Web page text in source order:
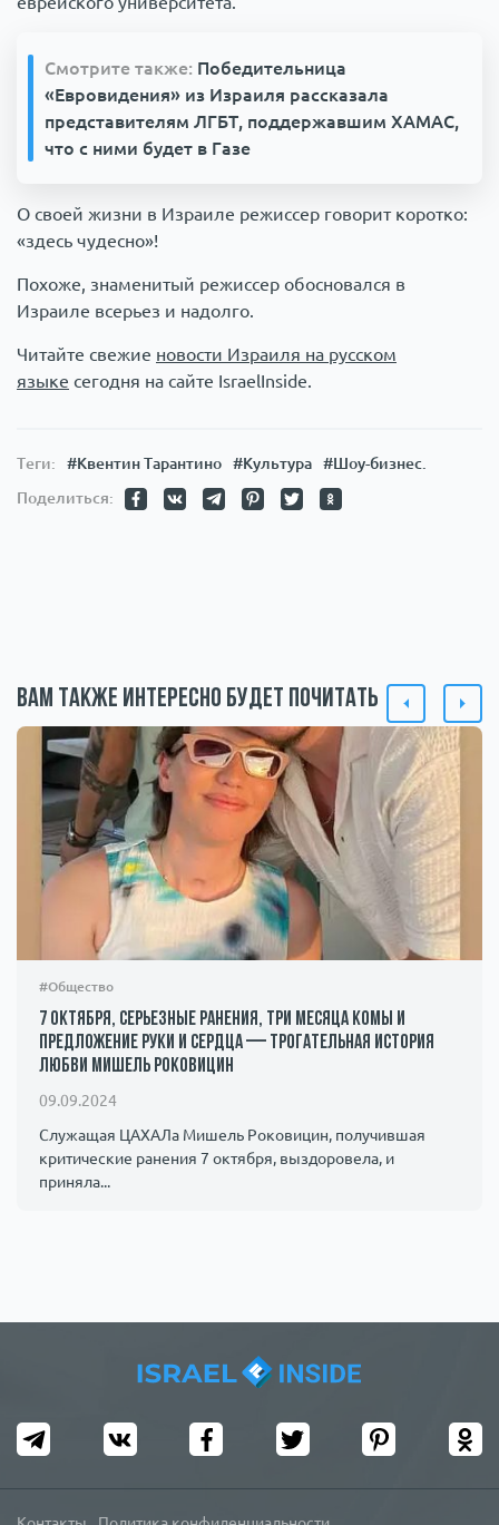
Смотрите также: Победительница
«Евровидения» из Израиля рассказала
представителям ЛГБТ, поддержавшим ХАМАС,
что с ними будет в Газе
О своей жизни в Израиле режиссер говорит коротко:
«здесь чудесно»!
Похоже, знаменитый режиссер обосновался в
Израиле всерьез и надолго.
Читайте свежие новости Израиля на русском
языке сегодня на сайте IsraelInside.
Теги: #Квентин Тарантино #Культура
#Шоу-бизнес.
Поделиться:
Вам также интересно будет почитать
#Общество
7 октября, серьезные ранения, три месяца комы и
предложение руки и сердца — трогательная история
любви Мишель Роковицин
09.09.2024
Служащая ЦАХАЛа Мишель Роковицин, получившая
критические ранения 7 октября, выздоровела, и
приняла...